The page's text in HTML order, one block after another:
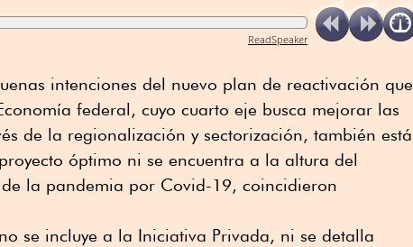
ReadSpeaker
intenciones del nuevo plan de reactivación que
federal, cuyo cuarto eje busca mejorar las
de la regionalización y sectorización, también está
óptimo ni se encuentra a la altura del
la pandemia por Covid-19, coincidieron
se incluye a la Iniciativa Privada, ni se detalla